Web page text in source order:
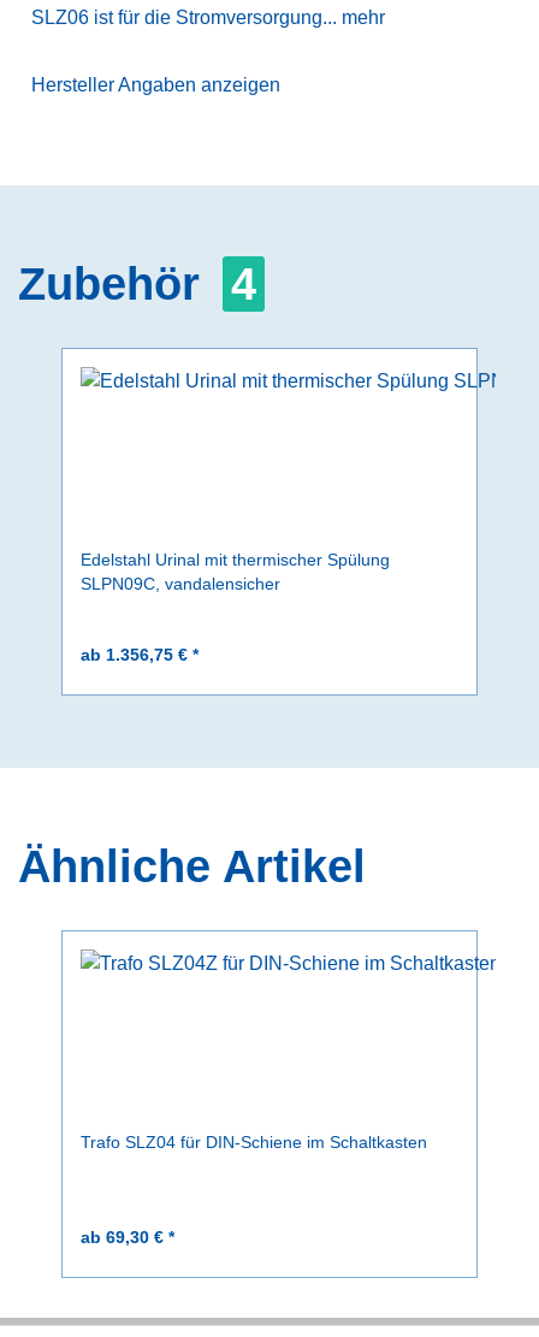
SLZ06 ist für die Stromversorgung... mehr
Hersteller Angaben anzeigen
Zubehör 4
Edelstahl Urinal mit thermischer Spülung
SLPN09C, vandalensicher
ab 1.356,75 € *
Ähnliche Artikel
Trafo SLZ04 für DIN-Schiene im Schaltkasten
ab 69,30 € *